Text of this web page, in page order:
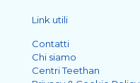
Link utili
Contatti
Chi siamo
Centri Teethan